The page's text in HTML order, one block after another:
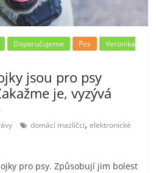
Doporučujeme Pes
Veronika
jsou pro psy
je, vyzývá
domácí mazlíčci,elektronické
pro psy. Způsobují jim bolest